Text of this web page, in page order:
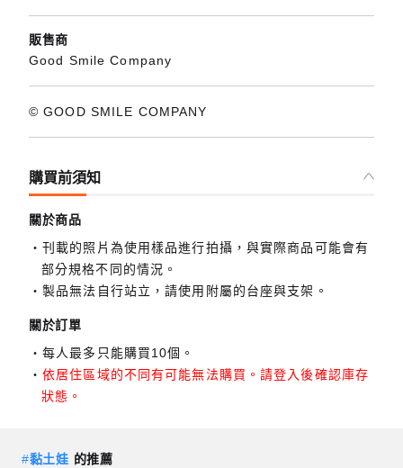
販售商
Good Smile Company
© GOOD SMILE COMPANY
購買前須知
關於商品
刊載的照片為使用樣品進行拍攝，與實際商品可能會有
部分規格不同的情況。
製品無法自行站立，請使用附屬的台座與支架。
關於訂單
每人最多只能購買10個。
依居住區域的不同有可能無法購買。請登入後確認庫存
狀態。
#黏土娃 的推薦